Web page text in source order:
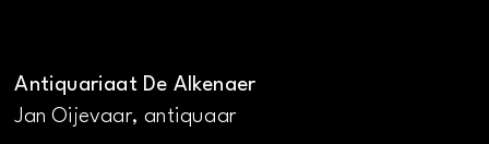
Antiquariaat De Alkenaer
Jan Oijevaar, antiquaar